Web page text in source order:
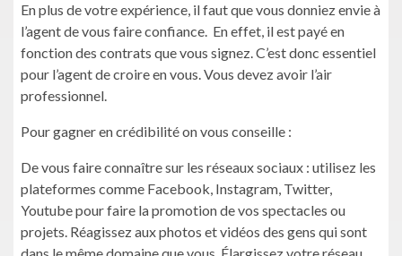
En plus de votre expérience, il faut que vous donniez envie à
l’agent de vous faire confiance. En effet, il est payé en
fonction des contrats que vous signez. C’est donc essentiel
pour l’agent de croire en vous. Vous devez avoir l’air
professionnel.
Pour gagner en crédibilité on vous conseille :
De vous faire connaître sur les réseaux sociaux : utilisez les
plateformes comme Facebook, Instagram, Twitter,
Youtube pour faire la promotion de vos spectacles ou
projets. Réagissez aux photos et vidéos des gens qui sont